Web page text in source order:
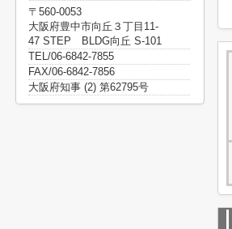
〒560-0053
大阪府豊中市向丘３丁目11-
47 STEP BLDG向丘 S-101
TEL/06-6842-7855
FAX/06-6842-7856
大阪府知事 (2) 第62795号